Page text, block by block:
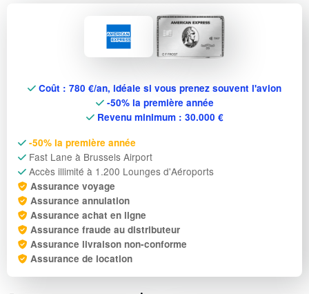
Coût : 780 €/an, idéale si vous prenez souvent l'avion
-50% la première année
Revenu minimum : 30.000 €
-50% la première année
Fast Lane à Brussels Airport
Accès illimité à 1.200 Lounges d'Aéroports
Assurance voyage
Assurance annulation
Assurance achat en ligne
Assurance fraude au distributeur
Assurance livraison non-conforme
Assurance de location